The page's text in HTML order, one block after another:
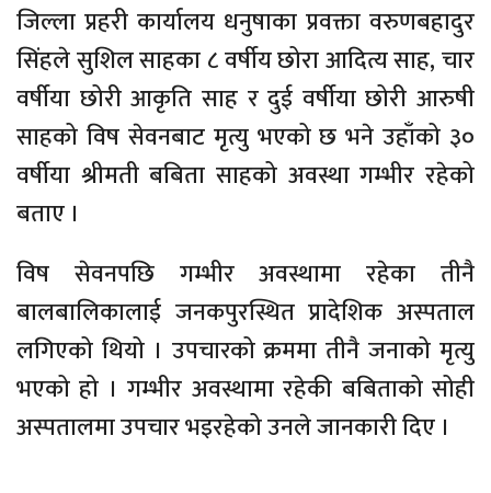
जिल्ला प्रहरी कार्यालय धनुषाका प्रवक्ता वरुणबहादुर
सिंहले सुशिल साहका ८ वर्षीय छोरा आदित्य साह, चार
वर्षीया छोरी आकृति साह र दुई वर्षीया छोरी आरुषी
साहको विष सेवनबाट मृत्यु भएको छ भने उहाँको ३०
वर्षीया श्रीमती बबिता साहको अवस्था गम्भीर रहेको
बताए ।
विष सेवनपछि गम्भीर अवस्थामा रहेका तीनै
बालबालिकालाई जनकपुरस्थित प्रादेशिक अस्पताल
लगिएको थियो । उपचारको क्रममा तीनै जनाको मृत्यु
भएको हो । गम्भीर अवस्थामा रहेकी बबिताको सोही
अस्पतालमा उपचार भइरहेको उनले जानकारी दिए ।